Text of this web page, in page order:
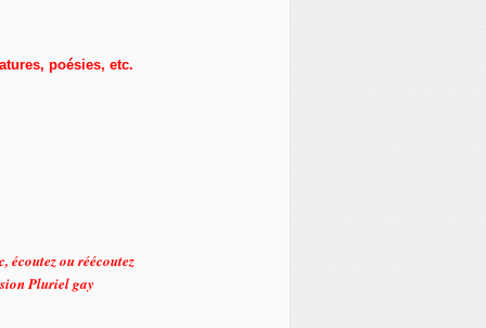
poésies, etc.
écoutez ou réécoutez
Pluriel gay